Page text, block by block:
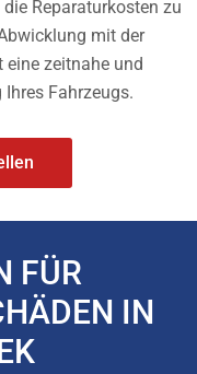
Reparaturkosten zu
mit der
zeitnahe und
Fahrzeugs.
FÜR
IN